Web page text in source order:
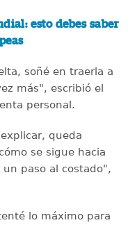
esto debes saber
soñé en traerla a
más", escribió el
personal.
queda
se sigue hacia
paso al costado",
lo máximo para